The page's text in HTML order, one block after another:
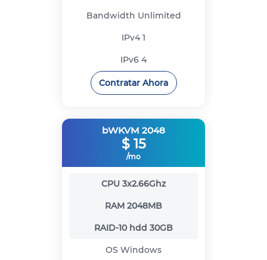
Bandwidth Unlimited
IPv41
IPv6 4
Contratar Ahora
bWKVM 2048
$ 15
/mo
CPU 3x2.66Ghz
RAM 2048MB
RAID-10 hdd 30GB
OS Windows